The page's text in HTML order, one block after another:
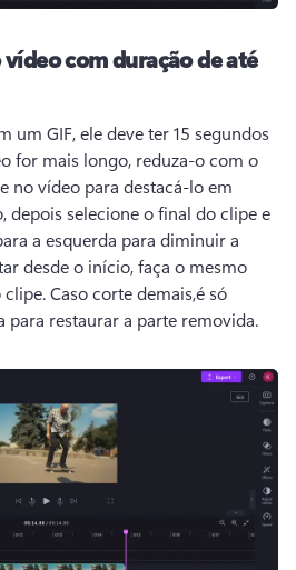
com duração de até
um GIF, ele deve ter 15 segundos
for mais longo, reduza-o com o
no vídeo para destacá-lo em
depois selecione o final do clipe e
a esquerda para diminuir a
desde o início, faça o mesmo
clipe. Caso corte demais,é só
para restaurar a parte removida.